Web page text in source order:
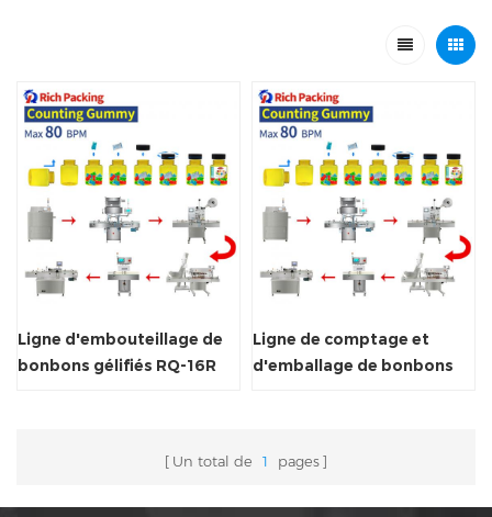
Ligne d'embouteillage de
bonbons gélifiés RQ-16R
Ligne de comptage et
d'emballage de bonbons
Un total de 1 pages